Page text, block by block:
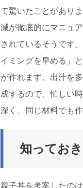
て驚いたことがあり
減が徹底的にマニュ
されているそうです
イミングを早める」
が作れます。出汁を
成するので、忙しい
深く、同じ材料でも
知ってお
親子丼を考案したの